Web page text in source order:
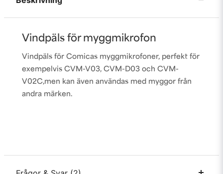
Vindpäls för myggmikrofon
Vindpäls för Comicas myggmikrofoner, perfekt för
exempelvis CVM-V03, CVM-D03 och CVM-
V02C,men kan även användas med myggor från
andra märken.